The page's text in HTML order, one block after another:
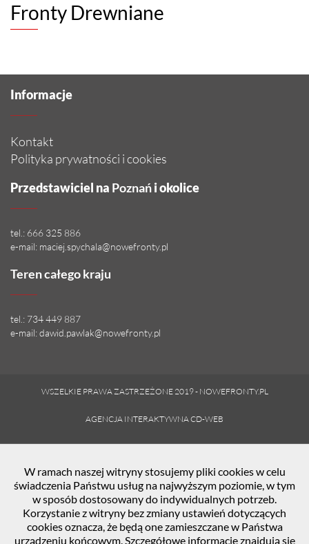
Fronty Drewniane
Informacje
Kontakt
Polityka prywatności i cookies
Przedstawiciel na Poznańi okolice
tel.: 666 325 886
e-mail: maciej.spychala@nowefronty.pl
Teren całego kraju
tel.: 734 449 887
e-mail:dawid.pawlak@nowefronty.pl
WSZELKIE PRAWA ZASTRZEŻONE 2019 - NOWEFRONTY.PL
AGENCJA INTERAKTYWNA CD-WEB
W ramach naszej witryny stosujemy pliki cookies w celu
świadczenia Państwu usług na najwyższym poziomie, w tym
w sposób dostosowany do indywidualnych potrzeb.
Korzystanie z witryny bez zmiany ustawień dotyczących
cookies oznacza, że będą one zamieszczane w Państwa
urządzeniu końcowym. Szczegółowe informacje znajdują się